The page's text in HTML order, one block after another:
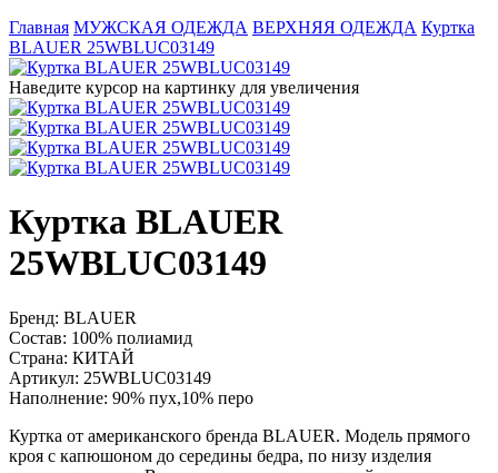
Главная МУЖСКАЯ ОДЕЖДА ВЕРХНЯЯ ОДЕЖДА Куртка
BLAUER 25WBLUC03149
Наведите курсор на картинку для увеличения
Куртка BLAUER
25WBLUC03149
Бренд: BLAUER
Состав: 100% полиамид
Страна: КИТАЙ
Артикул: 25WBLUC03149
Наполнение: 90% пух,10% перо
Куртка от американского бренда BLAUER. Модель прямого
кроя с капюшоном до середины бедра, по низу изделия